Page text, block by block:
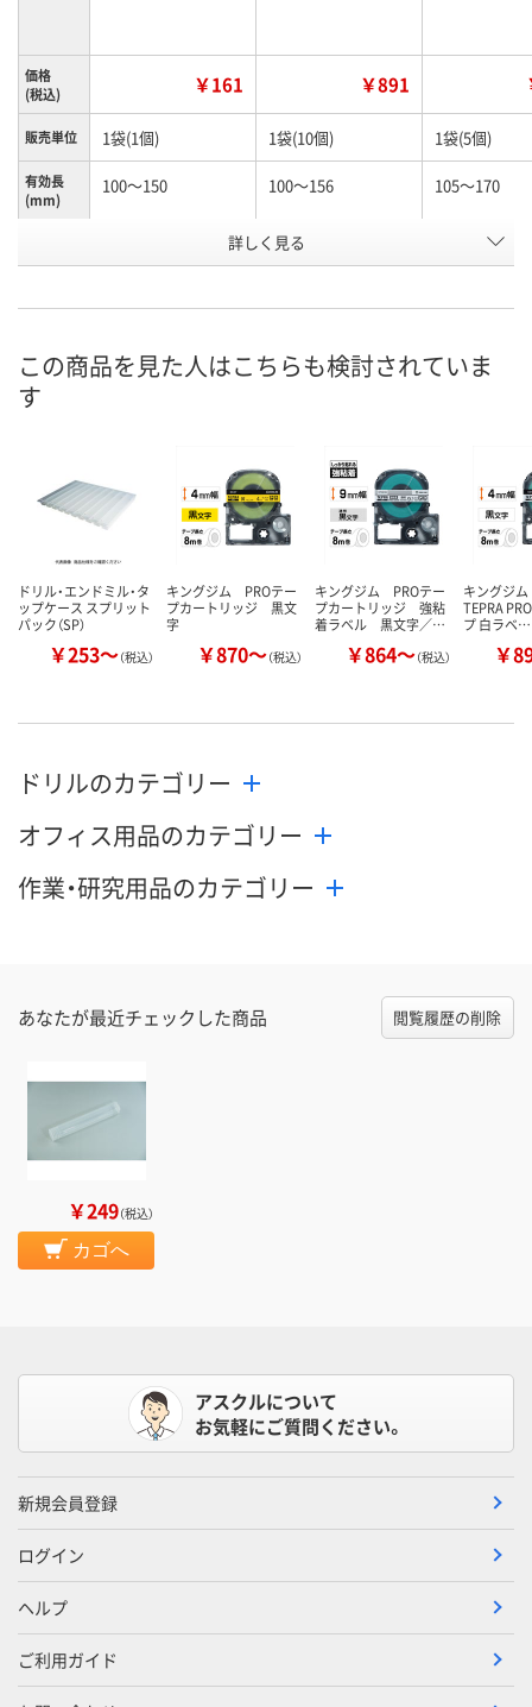
価格
(税込)
￥161 ￥891
販売単位 1袋(1個) 1袋(10個) 1袋(5個)
有効長
(mm)
100～150 100～156 105～170
N261156 K960603
カゴへ
詳しく見る
この商品を見た人はこちらも検討されていま
す
ドリル・エンドミル・タ
ップケース スプリット
パック（SP）
￥253～（税込）
キングジム PROテー
プカートリッジ 黒文
字
￥870～（税込）
キングジム PROテー
プカートリッジ 強粘
着ラベル 黒文字／…
￥864～（税込）
キングジム
TEPRA
プ 白ラベ…
￥
ドリルのカテゴリー
オフィス用品のカテゴリー
作業・研究用品のカテゴリー
あなたが最近チェックした商品 閲覧履歴の削除
￥249（税込）
カゴへ
アスクルについて
お気軽にご質問ください。
新規会員登録
ログイン
ヘルプ
ご利用ガイド